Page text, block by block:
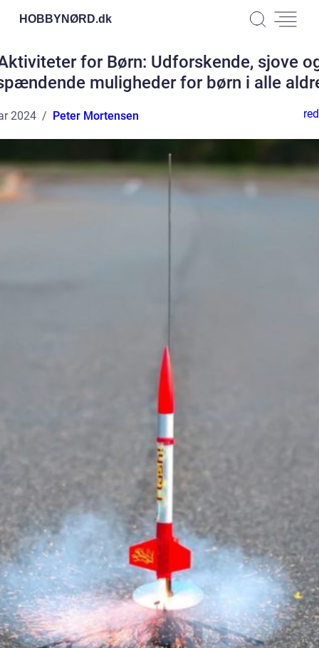
HOBBYNØRD.dk
for Børn: Udforskende, sjove
muligheder for børn i alle
2024 Peter Mortensen